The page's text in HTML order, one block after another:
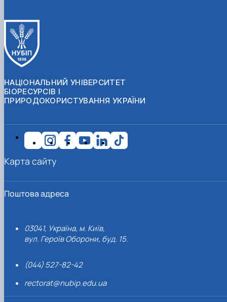
НАЦІОНАЛЬНИЙ УНІВЕРСИТЕТ
БІОРЕСУРСІВ І
ПРИРОДОКОРИСТУВАННЯ УКРАЇНИ
Поштова адреса
03041, Україна, м. Київ,
вул. Героїв Оборони, буд. 15.
(044) 527-82-42
rectorat@nubip.edu.ua
Карта сайту